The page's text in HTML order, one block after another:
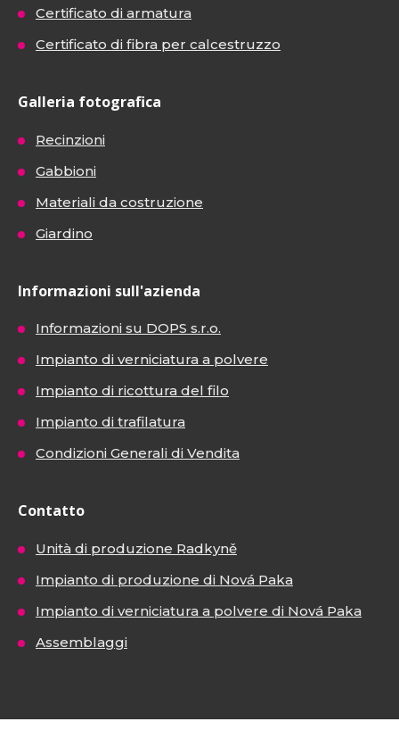
Certificato di armatura
Certificato di fibra per calcestruzzo
Galleria fotografica
Recinzioni
Gabbioni
Materiali da costruzione
Giardino
Informazioni sull'azienda
Informazioni su DOPS s.r.o.
Impianto di verniciatura a polvere
Impianto di ricottura del filo
Impianto di trafilatura
Condizioni Generali di Vendita
Contatto
Unità di produzione Radkyně
Impianto di produzione di Nová Paka
Impianto di verniciatura a polvere di Nová Paka
Assemblaggi